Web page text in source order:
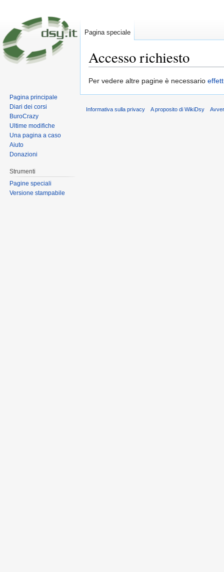
Accesso richiesto
Per vedere altre pagine è necessario
Pagina speciale
Pagina principale
Diari dei corsi
BuroCrazy
Ultime modifiche
Una pagina a caso
Aiuto
Donazioni
Strumenti
Pagine speciali
Versione stampabile
Informativa sulla privacy A proposito di WikiDsy